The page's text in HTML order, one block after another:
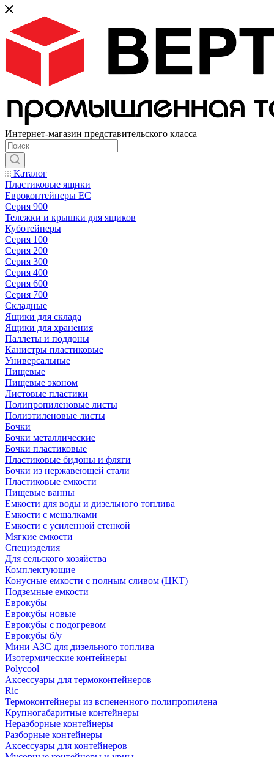
Интернет-магазин представительского класса
Каталог
Пластиковые ящики
Евроконтейнеры ЕС
Серия 900
Тележки и крышки для ящиков
Куботейнеры
Серия 100
Серия 200
Серия 300
Серия 400
Серия 600
Серия 700
Складные
Ящики для склада
Ящики для хранения
Паллеты и поддоны
Канистры пластиковые
Универсальные
Пищевые
Пищевые эконом
Листовые пластики
Полипропиленовые листы
Полиэтиленовые листы
Бочки
Бочки металлические
Бочки пластиковые
Пластиковые бидоны и фляги
Бочки из нержавеющей стали
Пластиковые емкости
Пищевые ванны
Емкости для воды и дизельного топлива
Емкости с мешалками
Емкости с усиленной стенкой
Мягкие емкости
Специзделия
Для сельского хозяйства
Комплектующие
Конусные емкости с полным сливом (ЦКТ)
Подземные емкости
Еврокубы
Еврокубы новые
Еврокубы с подогревом
Еврокубы б/у
Мини АЗС для дизельного топлива
Изотермические контейнеры
Polycool
Аксессуары для термоконтейнеров
Ric
Термоконтейнеры из вспененного полипропилена
Крупногабаритные контейнеры
Неразборные контейнеры
Разборные контейнеры
Аксессуары для контейнеров